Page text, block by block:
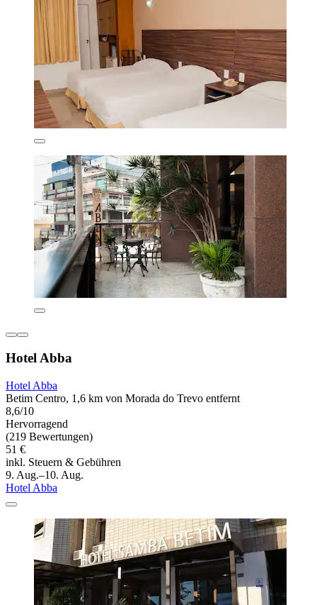
Hotel Abba
Hotel Abba
Betim Centro, 1,6 km von Morada do Trevo entfernt
8,6/10
Hervorragend
(219 Bewertungen)
51 €
inkl. Steuern & Gebühren
9. Aug.–10. Aug.
Hotel Abba